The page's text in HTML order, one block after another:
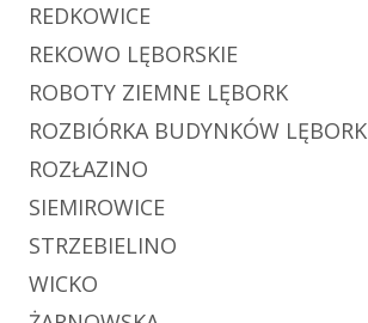
REDKOWICE
REKOWO LĘBORSKIE
ROBOTY ZIEMNE LĘBORK
ROZBIÓRKA BUDYNKÓW LĘBORK
ROZŁAZINO
SIEMIROWICE
STRZEBIELINO
WICKO